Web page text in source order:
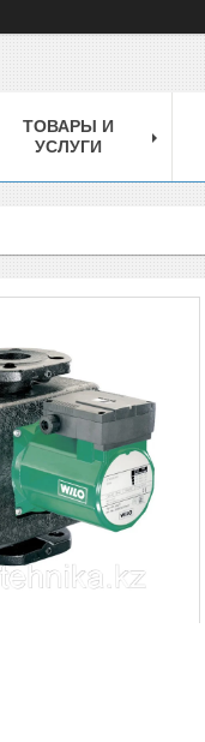
ТОВАРЫ И
УСЛУГИ